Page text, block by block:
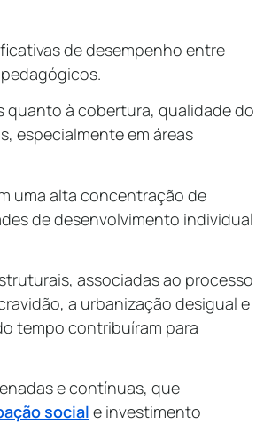
de desempenho entre
quanto à cobertura, qualidade do
especialmente em áreas
uma alta concentração de
de desenvolvimento individual
associadas ao processo
a urbanização desigual e
tempo contribuíram para
e contínuas, que
social e investimento